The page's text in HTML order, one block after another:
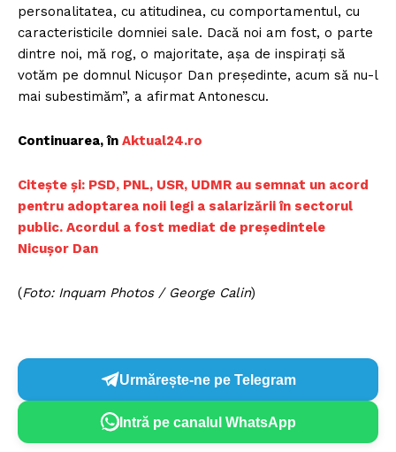
personalitatea, cu atitudinea, cu comportamentul, cu
caracteristicile domniei sale. Dacă noi am fost, o parte
dintre noi, mă rog, o majoritate, aşa de inspiraţi să
votăm pe domnul Nicuşor Dan preşedinte, acum să nu-l
mai subestimăm”, a afirmat Antonescu.
Continuarea, în Aktual24.ro
Citește și: PSD, PNL, USR, UDMR au semnat un acord
pentru adoptarea noii legi a salarizării în sectorul
public. Acordul a fost mediat de președintele
Nicușor Dan
(Foto: Inquam Photos / George Calin)
Urmărește-ne pe Telegram
Intră pe canalul WhatsApp